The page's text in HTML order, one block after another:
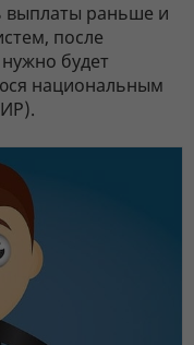
выплаты раньше и
после
будет
национальным